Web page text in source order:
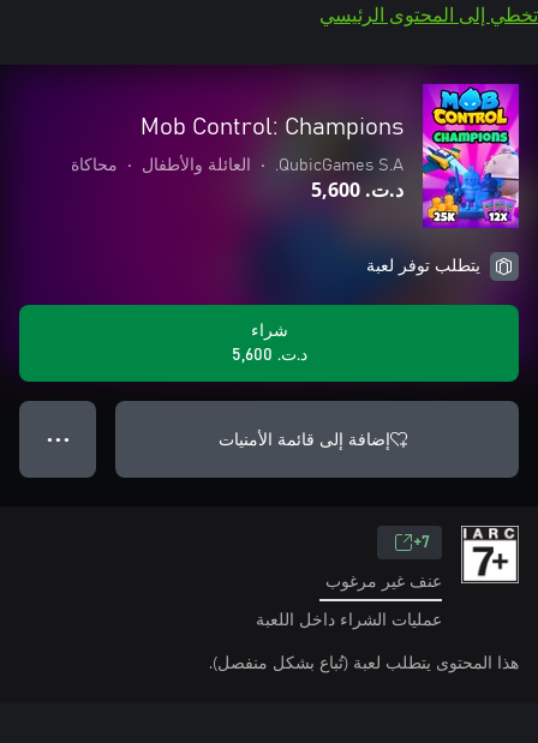
تخطي إلى المحتوى الرئيسي
Mob Control: Champions
QubicGames S.A.
• العائلة والأطفال • محاكاة
د.ت.‏ 5,600
يتطلب توفر لعبة
شراء
د.ت.‏ 5,600
إضافة إلى قائمة الأمنيات ● ● ●
7+
عنف غير مرغوب
عمليات الشراء داخل اللعبة
هذا المحتوى يتطلب لعبة (تُباع بشكل منفصل).